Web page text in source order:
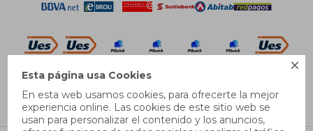

Esta página usa Cookies
En esta web usamos cookies, para ofrecerte la mejor
experiencia online. Las cookies de este sitio web se
usan para personalizar el contenido y los anuncios,
© Copyright 2026 / Pricebox